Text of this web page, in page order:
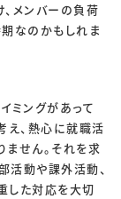
メンバーの負荷
なのかもしれま
ミングがあって
え、熱心に就職活
せん。それを求
活動や課外活動、
した対応を大切